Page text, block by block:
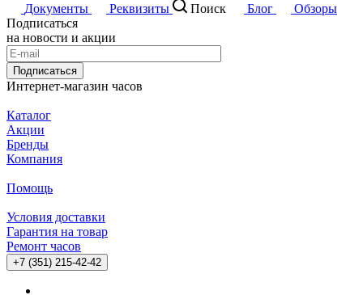
Документы
Реквизиты Поиск Блог
Обзоры
Подписаться
на новости и акции
Подписаться
Интернет-магазин часов
Каталог
Акции
Бренды
Компания
Помощь
Условия доставки
Гарантия на товар
Ремонт часов
+7 (351) 215-42-42